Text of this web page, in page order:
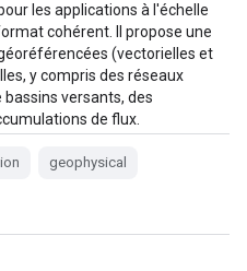
les applications à l'échelle
cohérent. Il propose une
(vectorielles et
y compris des réseaux
versants, des
de flux.
geophysical